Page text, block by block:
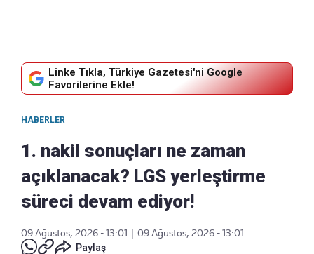
Linke Tıkla, Türkiye Gazetesi'ni Google
Favorilerine Ekle!
HABERLER
1. nakil sonuçları ne zaman
açıklanacak? LGS yerleştirme
süreci devam ediyor!
09 Ağustos, 2026 - 13:01 | 09 Ağustos, 2026 - 13:01
Paylaş